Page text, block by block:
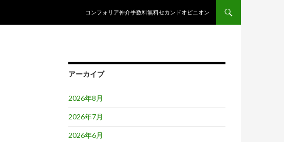
コンフォリア仲介手数料無料セカンドオピニオン
アーカイブ
2026年8月
2026年7月
2026年6月